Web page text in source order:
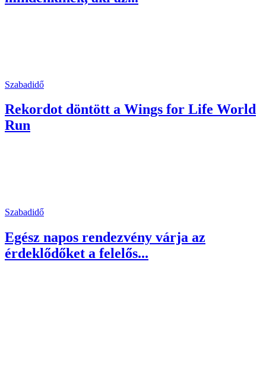
Szabadidő
Rekordot döntött a Wings for Life World
Run
Szabadidő
Egész napos rendezvény várja az
érdeklődőket a felelős...